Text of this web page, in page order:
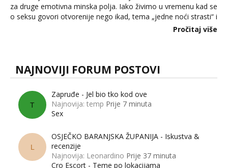
za druge emotivna minska polja. Iako živimo u vremenu kad se
o seksu govori otvorenije nego ikad, tema „jedne noći strasti“ i
dalje izaziva burne rasprave. Što zapravo misle žene, a što
Pročitaj više
NAJNOVIJI FORUM POSTOVI
T
Zapruđe - Jel bio tko kod ove
Najnovija: temp Prije 7 minuta
Sex
L
OSJEČKO BARANJSKA ŽUPANIJA - Iskustva &
recenzije
Najnovija: Leonardino Prije 37 minuta
Cro Escort - Teme po lokacijama